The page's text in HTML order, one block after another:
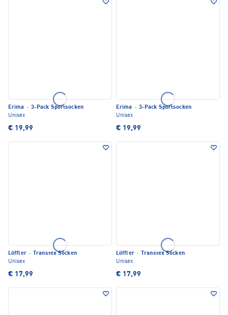
Erima · 3-Pack Sportsocken
Unisex
€ 19,99
Erima · 3-Pack Sportsocken
Unisex
€ 19,99
Löffler ·
Transtex Socken
Unisex
€ 17,99
Löffler ·
Transtex Socken
Unisex
€ 17,99